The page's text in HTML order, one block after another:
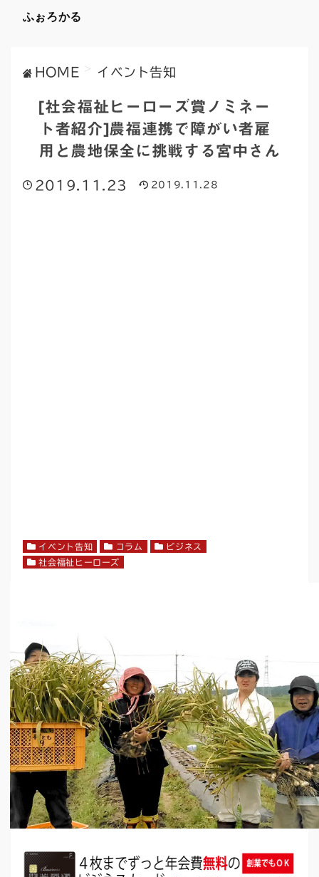
ふぉろかる
HOME > イベント告知
[社会福祉ヒーローズ賞ノミネー
ト者紹介]農福連携で障がい者雇
用と農地保全に挑戦する宮中さん
2019.11.23 2019.11.28
イベント告知 コラム
ビジネス
社会福祉ヒーローズ